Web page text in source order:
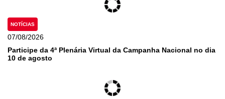
NOTÍCIAS
07/08/2026
Participe da 4ª Plenária Virtual da Campanha Nacional no dia
10 de agosto